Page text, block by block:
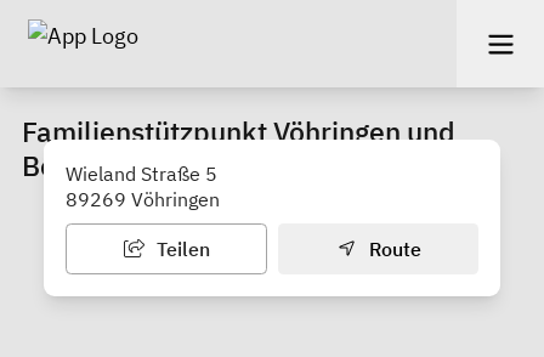
Familienstützpunkt Vöhringen und
Bellenberg
Wieland Straße 5
89269 Vöhringen
Teilen Route